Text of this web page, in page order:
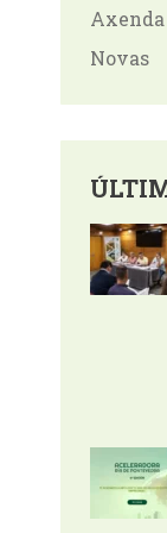
Axenda
Novas